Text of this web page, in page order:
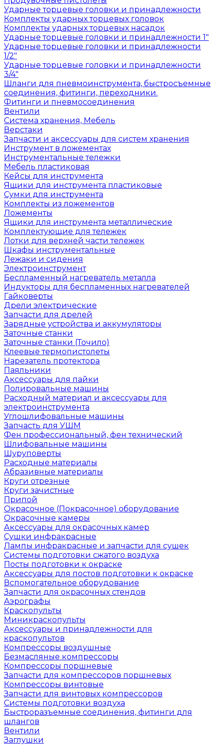
Ударные торцевые головки и принадлежности
Комплекты ударных торцевых головок
Комплекты ударных торцевых насадок
Ударные торцевые головки и принадлежности 1"
Ударные торцевые головки и принадлежности
1/2"
Ударные торцевые головки и принадлежности
3/4"
Шланги для пневмоинструмента, быстросъемные
соединения, фитинги, переходники.
Фитинги и пневмосоединения
Вентили
Система хранения, Мебель
Верстаки
Запчасти и аксессуары для систем хранения
Инструмент в ложементах
Инструментальные тележки
Мебель пластиковая
Кейсы для инструмента
Ящики для инструмента пластиковые
Сумки для инструмента
Комплекты из ложементов
Ложементы
Ящики для инструмента металлические
Комплектующие для тележек
Лотки для верхней части тележек
Шкафы инструментальные
Лежаки и сидения
Электроинструмент
Беспламенный нагреватель металла
Индукторы для беспламенных нагревателей
Гайковерты
Дрели электрические
Запчасти для дрелей
Зарядные устройства и аккумуляторы
Заточные станки
Заточные станки (Точило)
Клеевые термопистолеты
Нарезатель протектора
Паяльники
Аксессуары для пайки
Полировальные машины
Расходный материал и аксессуары для
электроинструмента
Углошлифовальные машины
Запчасть для УШМ
Фен профессиональный, фен технический
Шлифовальные машины
Шуруповерты
Расходные материалы
Абразивные материалы
Круги отрезные
Круги зачистные
Припой
Окрасочное (Покрасочное) оборудование
Окрасочные камеры
Аксессуары для окрасочных камер
Сушки инфракрасные
Лампы инфракрасные и запчасти для сушек
Системы подготовки сжатого воздуха
Посты подготовки к окраске
Аксессуары для постов подготовки к окраске
Вспомогательное оборудование
Запчасти для окрасочных стендов
Аэрографы
Краскопульты
Миникраскопульты
Аксессуары и принадлежности для
краскопультов
Компрессоры воздушные
Безмасляные компрессоры
Компрессоры поршневые
Запчасти для компрессоров поршневых
Компрессоры винтовые
Запчасти для винтовых компрессоров
Системы подготовки воздуха
Быстроразъемные соединения, фитинги для
шлангов
Вентили
Заглушки